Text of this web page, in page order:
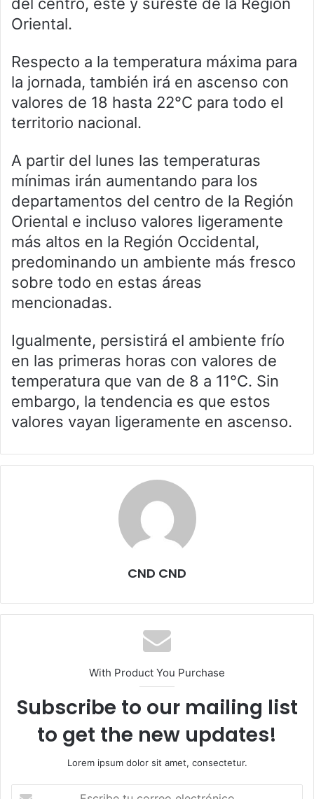
Oriental.
Respecto a la temperatura máxima para
la jornada, también irá en ascenso con
valores de 18 hasta 22°C para todo el
territorio nacional.
A partir del lunes las temperaturas
mínimas irán aumentando para los
departamentos del centro de la Región
Oriental e incluso valores ligeramente
más altos en la Región Occidental,
predominando un ambiente más fresco
sobre todo en estas áreas
mencionadas.
Igualmente, persistirá el ambiente frío
en las primeras horas con valores de
temperatura que van de 8 a 11°C. Sin
embargo, la tendencia es que estos
valores vayan ligeramente en ascenso.
CND CND
With Product You Purchase
Subscribe to our mailing list
to get the new updates!
Lorem ipsum dolor sit amet, consectetur.